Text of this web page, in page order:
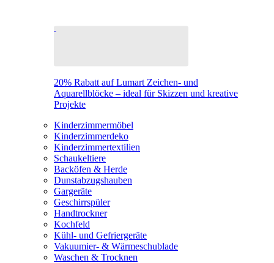
20% Rabatt auf Lumart Zeichen- und
Aquarellblöcke – ideal für Skizzen und kreative
Projekte
Kinderzimmermöbel
Kinderzimmerdeko
Kinderzimmertextilien
Schaukeltiere
Backöfen & Herde
Dunstabzugshauben
Gargeräte
Geschirrspüler
Handtrockner
Kochfeld
Kühl- und Gefriergeräte
Vakuumier- & Wärmeschublade
Waschen & Trocknen